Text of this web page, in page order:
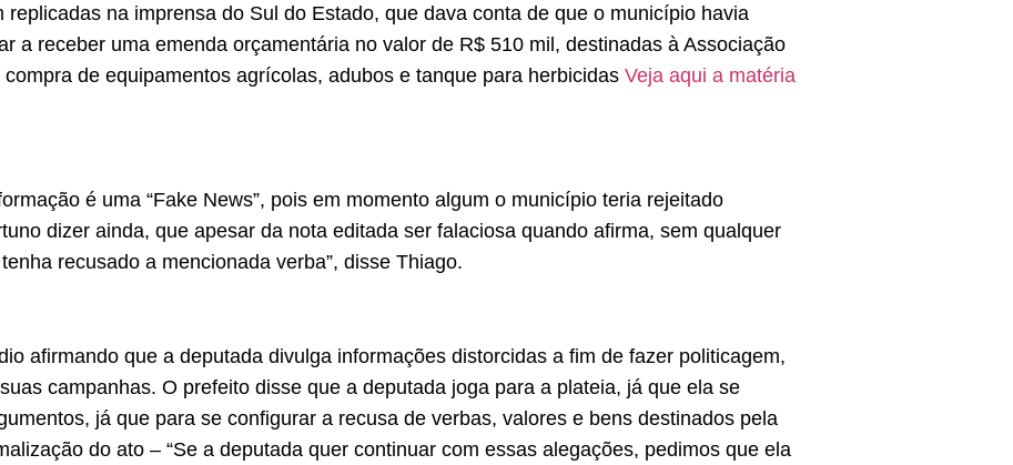
replicadas na imprensa do Sul do Estado, que dava conta de que o município havia
a receber uma emenda orçamentária no valor de R$ 510 mil, destinadas à Associação
de equipamentos agrícolas, adubos e tanque para herbicidas Veja aqui a matéria
é uma “Fake News”, pois em momento algum o município teria rejeitado
dizer ainda, que apesar da nota editada ser falaciosa quando afirma, sem qualquer
recusado a mencionada verba”, disse Thiago.
afirmando que a deputada divulga informações distorcidas a fim de fazer politicagem,
campanhas. O prefeito disse que a deputada joga para a plateia, já que ela se
já que para se configurar a recusa de verbas, valores e bens destinados pela
do ato – “Se a deputada quer continuar com essas alegações, pedimos que ela